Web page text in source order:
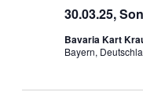
30.03.25,
Bavaria Kart
Bayern,